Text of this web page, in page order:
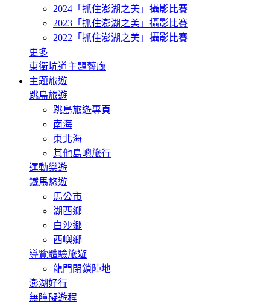
2024「抓住澎湖之美」攝影比賽
2023「抓住澎湖之美」攝影比賽
2022「抓住澎湖之美」攝影比賽
更多
東衛坑道主題藝廊
主題旅遊
跳島旅遊
跳島旅遊專頁
南海
東北海
其他島嶼旅行
運動樂遊
鐵馬悠遊
馬公市
湖西鄉
白沙鄉
西嶼鄉
導覽體驗旅遊
龍門閉鎖陣地
澎湖好行
無障礙遊程